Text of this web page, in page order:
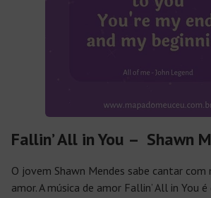
Fallin’ All in You – Shawn
O jovem Shawn Mendes sabe cantar
amor. A música de amor Fallin’All in You é